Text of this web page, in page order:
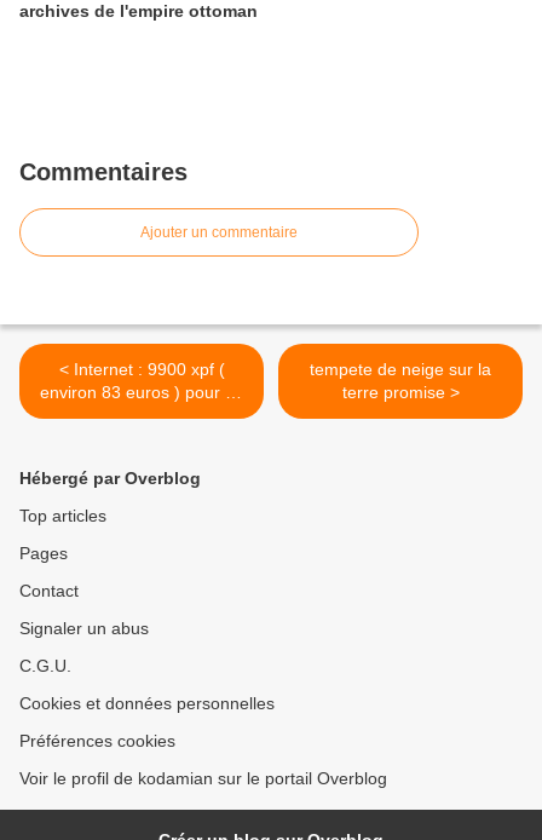
archives de l'empire ottoman
Commentaires
Ajouter un commentaire
< Internet : 9900 xpf (
environ 83 euros ) pour un
mois en illimité
tempete de neige sur la
terre promise >
Hébergé par Overblog
Top articles
Pages
Contact
Signaler un abus
C.G.U.
Cookies et données personnelles
Préférences cookies
Voir le profil de kodamian sur le portail Overblog